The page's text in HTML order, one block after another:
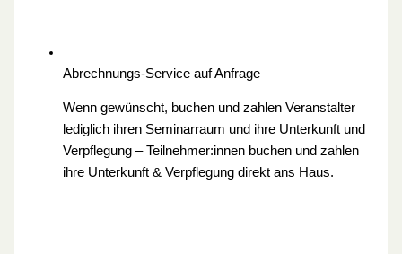
Abrechnungs-Serviceauf Anfrage
Wenn gewünscht, buchen und zahlen Veranstalter
lediglich ihren Seminarraum und ihre Unterkunft und
Verpflegung – Teilnehmer:innen buchen und zahlen
ihre Unterkunft & Verpflegung direkt ans Haus.